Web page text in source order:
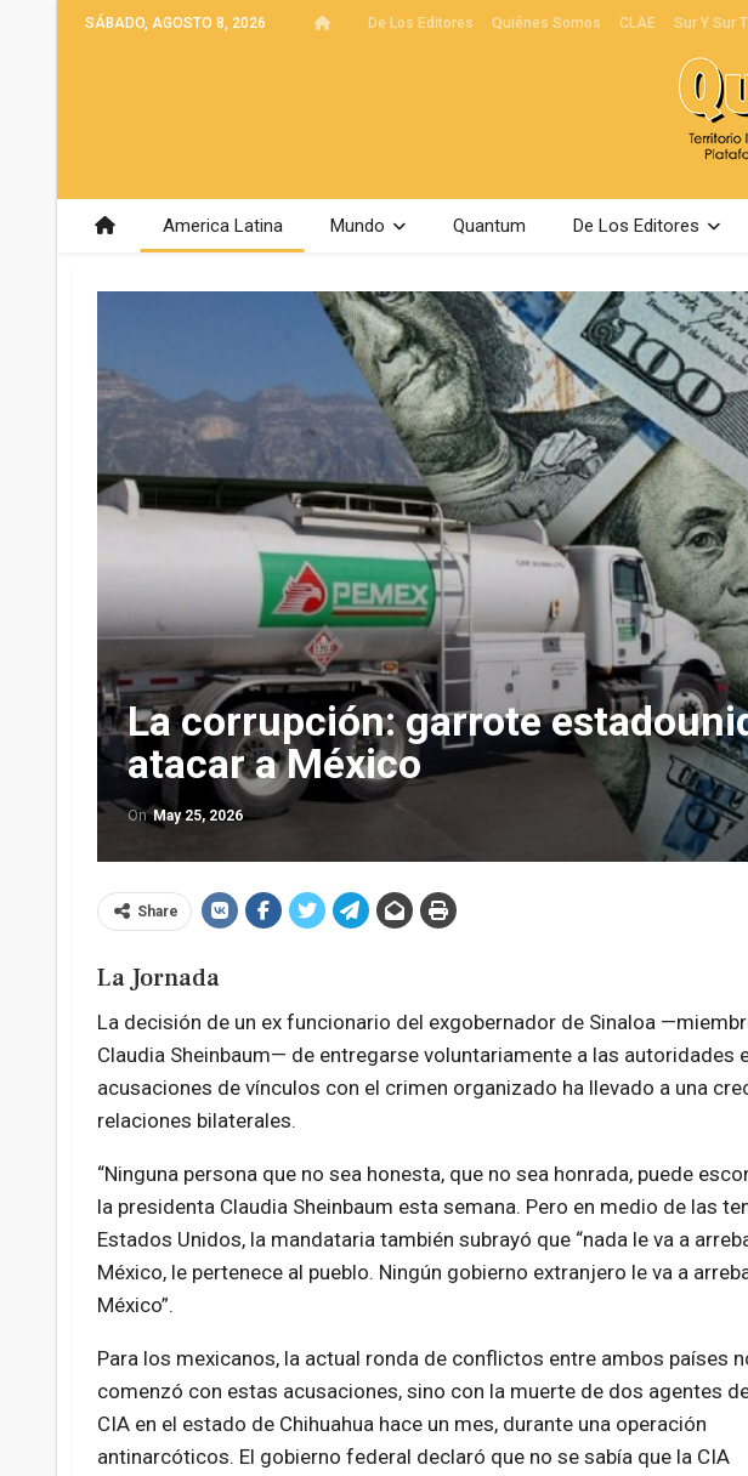
SÁBADO, AGOSTO 8, 2026 De Los Editores Quiénes Somos CLAE Sur Y Sur
America Latina Mundo Quantum De Los Editores
La corrupción: garrote
atacar a México
OnMay 25, 2026
Share
La Jornada
La decisión de un ex funcionario del exgobernador de Sinaloa
Claudia Sheinbaum— de entregarse voluntariamente a las autoridades
acusaciones de vínculos con el crimen organizado ha llevado a una
relaciones bilaterales.
“Ninguna persona que no sea honesta, que no sea honrada, puede
la presidenta Claudia Sheinbaum esta semana. Pero en medio de las
Estados Unidos, la mandataria también subrayó que “nada le va a
México, le pertenece al pueblo. Ningún gobierno extranjero le va a
México”.
Para los mexicanos, la actual ronda de conflictos entre ambos países
comenzó con estas acusaciones, sino con la muerte de dos agentes
CIA en el estado de Chihuahua hace un mes, durante una operación
antinarcóticos. El gobierno federal declaró que no se sabía que la CIA